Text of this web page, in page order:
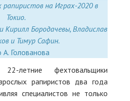
персональных данных
рапиристов на Играх-2020 в
Токио.
Кирилл Бородачевы, Владислав
и Тимур Сафин.
Голованова
летние фехтовальщики
рапиристов два года
специалистов не только